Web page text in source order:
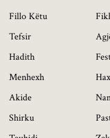
Fillo Këtu
Tefsir
Hadith
Menhexh
Akide
Shirku